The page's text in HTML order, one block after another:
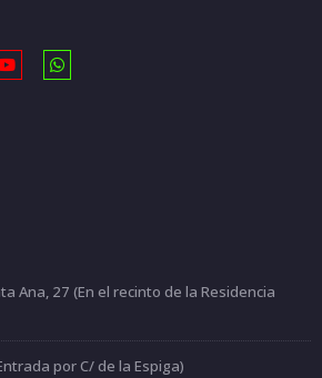
Ana, 27 (En el recinto de la Residencia
por C/ de la Espiga)